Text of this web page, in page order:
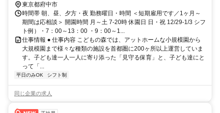
東京都府中市
時間帯 朝、昼、夕方・夜 勤務曜日・時間 ＜短期雇用です／1ヶ月～
期間は応相談＞ 開園時間 月～土 7-20時 休園日 日・祝 12/29-1/3 シフ
ト例）・7：00～13：00 ・9：00～1...
仕事情報 ● 仕事内容 こどもの森では、アットホームな小規模園から
大規模園まで様々な種類の施設を首都圏に200ヶ所以上運営していま
す。子ども達一人一人に寄り添った「見守る保育」と、子ども達にと
って「...
平日のみOK シフト制
同じ企業の求人